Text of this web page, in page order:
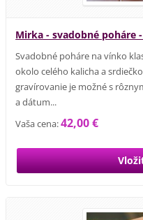
Mirka - svadobné poháre
Svadobné poháre na vínko
okolo celého kalicha a
gravírovanie je možné s
a dátum...
Vaša cena:42,00 €